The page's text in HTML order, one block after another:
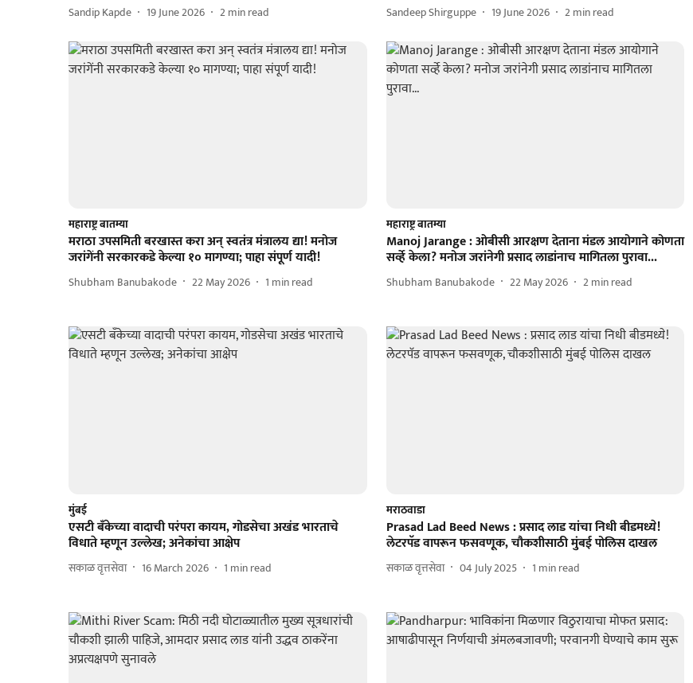
Sandip Kapde 19 June 2026 2min read Sandeep Shirguppe 19 June 2026 2min read
महाराष्ट्र बातम्या
मराठा उपसमिती बरखास्त करा अन् स्वतंत्र मंत्रालय द्या! मनोज
जरांगेंनी सरकारकडे केल्या १० मागण्या; पाहा संपूर्ण यादी!
Shubham Banubakode 22 May 2026 1 min read
महाराष्ट्र बातम्या
Manoj Jarange : ओबीसी आरक्षण देताना मंडल आयोगाने कोणता
सर्व्हे केला? मनोज जरांनेगी प्रसाद लाडांनाच मागितला पुरावा...
Shubham Banubakode 22 May 2026 2min read
मुंबई
एसटी बँकेच्या वादाची परंपरा कायम, गोडसेचा अखंड भारताचे
विधाते म्हणून उल्लेख; अनेकांचा आक्षेप
सकाळ वृत्तसेवा 16 March 2026 1 min read
मराठवाडा
Prasad Lad Beed News : प्रसाद लाड यांचा निधी बीडमध्ये!
लेटरपॅड वापरून फसवणूक, चौकशीसाठी मुंबई पोलिस दाखल
सकाळ वृत्तसेवा 04 July 2025 1 min read